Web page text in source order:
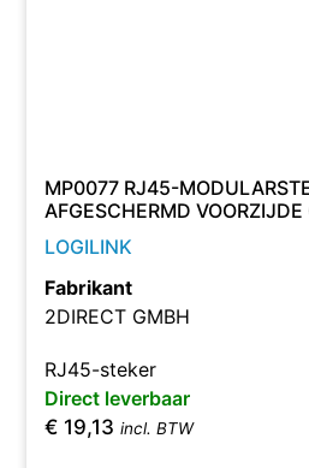
MP0077 RJ45-
AFGESCHERMD
LOGILINK
Fabrikant
2DIRECT GMBH
RJ45-steker
Direct leverbaar
€ 19,13 incl. BTW